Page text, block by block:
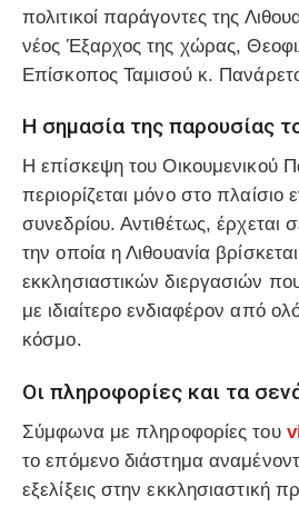
πολιτικοί παράγοντες της
νέος Έξαρχος της χώρας,
Επίσκοπος Ταμισού κ.
Η σημασία της παρουσίας
Η επίσκεψη του Οικουμενικού
περιορίζεται μόνο στο πλαίσιο
συνεδρίου. Αντιθέτως, έρχεται
την οποία η Λιθουανία
εκκλησιαστικών διεργασιών
με ιδιαίτερο ενδιαφέρον από
κόσμο.
Οι πληροφορίες και τα
Σύμφωνα με πληροφορίες του
το επόμενο διάστημα
εξελίξεις στην εκκλησιαστική